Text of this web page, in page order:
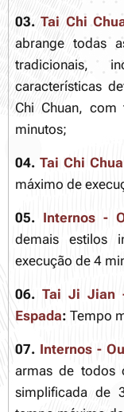
03.Tai Chi
abrange todas
tradicionais,
características
Chi Chuan,
minutos;
04.Tai Chi
máximo de
05. Internos -
demais estilos
execução de 4
06. Tai Ji Jian
Espada: Tempo
07. Internos -
armas de todos
simplificada de